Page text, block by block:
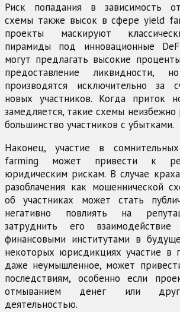
Риск попадания в зависимость
схемы также высок в сфере yield
проекты маскируют
пирамиды под инновационные
могут предлагать высокие
предоставление ликвидности,
производятся исключительно за
новых участников. Когда приток
замедляется, такие схемы неизбежно
большинство участников с убытками.
Наконец, участие в
farming может привести к
юридическим рискам. В случае
разоблачения как мошеннической
об участниках может стать
негативно повлиять на
затруднить его
финансовыми институтами в
некоторых юрисдикциях участие в
даже неумышленное, может
последствиям, особенно если
отмыванием денег или
деятельностью.